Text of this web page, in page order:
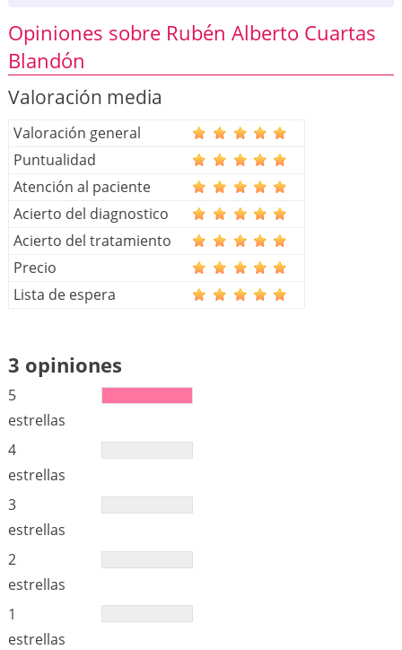
Opiniones sobre Rubén Alberto Cuartas
Blandón
Valoración media
Valoración general
Puntualidad
Atención al paciente
Acierto del diagnostico
Acierto del tratamiento
Precio
Lista de espera
3 opiniones
5
estrellas
4
estrellas
3
estrellas
2
estrellas
1
estrellas